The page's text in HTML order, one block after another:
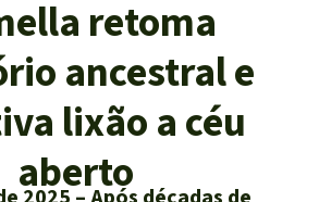
Biodiversidade:
Óleo de palma
Contato
retoma
ancestral e
lixão a céu
aberto